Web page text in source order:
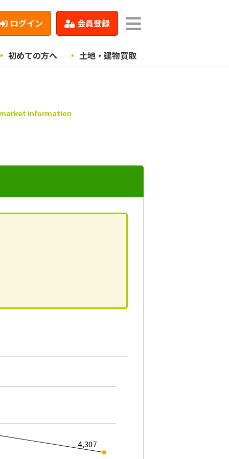
ログイン 会員登録
初めての方へ 土地・建物買取
information
4,307